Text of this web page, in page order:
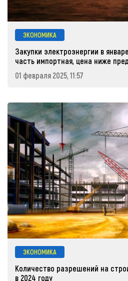
ЭКОНОМИКА
Закупки электроэнергии в
часть импортная, цена ниже
01 февраля 2025, 11:57
ЭКОНОМИКА
Количество разрешений на
в 2024 году